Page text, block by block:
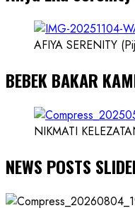
AFIYA SERENITY
BEBEK BAKAR
NIKMATI
NEWS POSTS